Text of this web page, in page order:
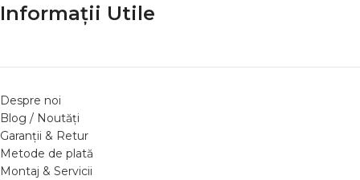
Informații Utile
Despre noi
Blog / Noutăți
Garanții & Retur
Metode de plată
Montaj & Servicii